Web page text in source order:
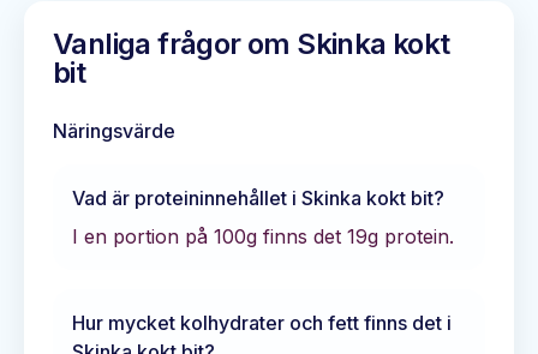
Vanliga frågor om Skinka kokt
bit
Näringsvärde
Vad är proteininnehållet i Skinka kokt bit?
I en portion på 100g finns det 19g protein.
Hur mycket kolhydrater och fett finns det i